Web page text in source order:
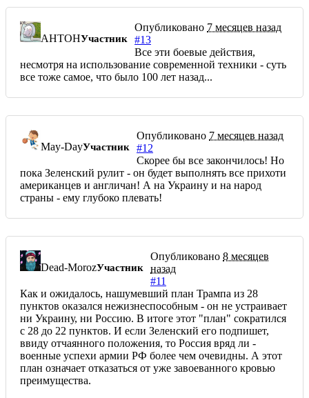
AHTOHУчастник
Опубликовано 7 месяцев назад
#13
Все эти боевые действия,
несмотря на использование современной техники - суть
все тоже самое, что было 100 лет назад...
May-DayУчастник
Опубликовано 7 месяцев назад
#12
Скорее бы все закончилось! Но
пока Зеленский рулит - он будет выполнять все прихоти
американцев и англичан! А на Украину и на народ
страны - ему глубоко плевать!
Dead-MorozУчастник
Опубликовано 8 месяцев
назад
#11
Как и ожидалось, нашумевший план Трампа из 28
пунктов оказался нежизнеспособным - он не устраивает
ни Украину, ни Россию. В итоге этот "план" сократился
с 28 до 22 пунктов. И если Зеленский его подпишет,
ввиду отчаянного положения, то Россия вряд ли -
военные успехи армии РФ более чем очевидны. А этот
план означает отказаться от уже завоеванного кровью
преимущества.